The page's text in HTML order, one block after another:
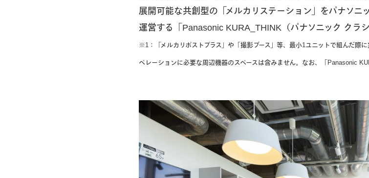
展開可能な共創型の「メルカリステーション」をパナソニ
運営する「Panasonic KURA_THINK（パナソニック クラ
※1：「メルカリポストプラス」や「撮影ブース」等、最小1ユニットで組んだ際
ペレーションに必要な周辺機器のスペースは含みません。なお、「Panasonic